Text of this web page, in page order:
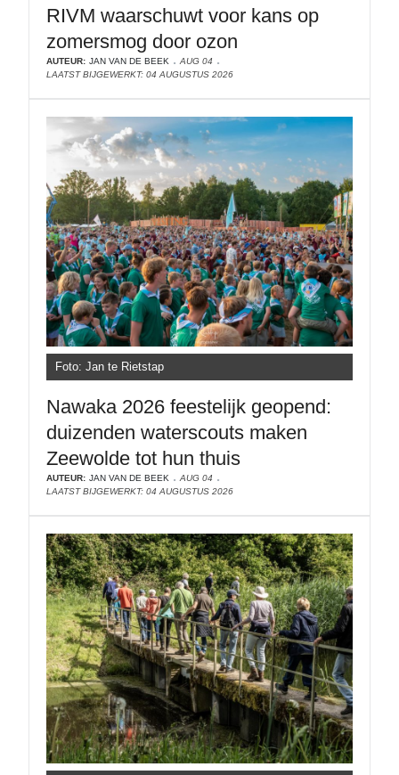
RIVM waarschuwt voor kans op
zomersmog door ozon
AUTEUR: JAN VAN DE BEEK
AUG 04
LAATST BIJGEWERKT: 04 AUGUSTUS 2026
Foto: Jan te Rietstap
Nawaka 2026 feestelijk geopend:
duizenden waterscouts maken
Zeewolde tot hun thuis
AUTEUR: JAN VAN DE BEEK
AUG 04
LAATST BIJGEWERKT: 04 AUGUSTUS 2026